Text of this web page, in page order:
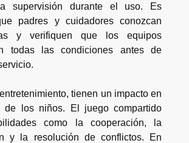
supervisión durante el uso. Es
padres y cuidadores conozcan
y verifiquen que los equipos
todas las condiciones antes de
tienen un impacto en
de los niños. El juego compartido
como la cooperación, la
y la resolución de conflictos. En